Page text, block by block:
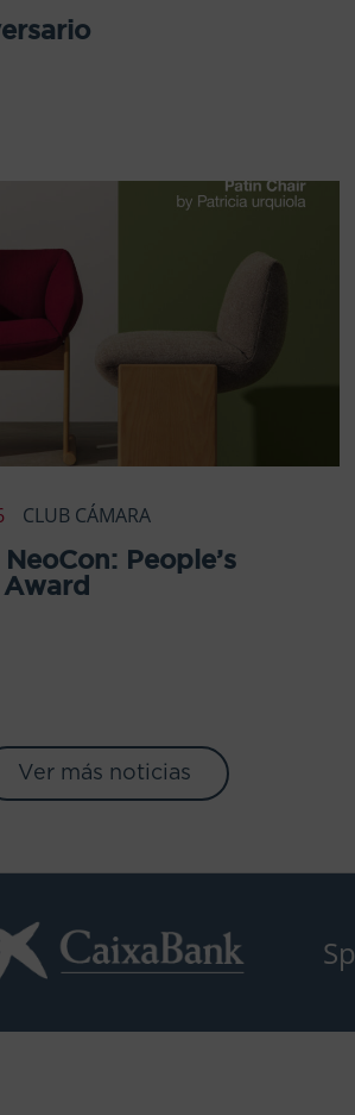
CLUB CÁMARA
People’s
Ver más noticias